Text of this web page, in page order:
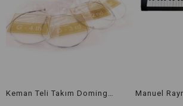
Keman Teli Takım Dominguez DVS009